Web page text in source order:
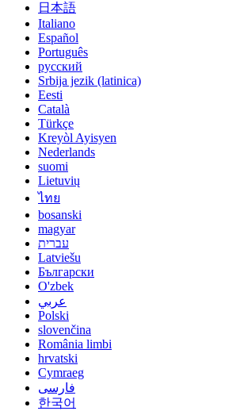
日本語
Italiano
Español
Português
русский
Srbija jezik (latinica)
Eesti
Català
Türkçe
Kreyòl Ayisyen
Nederlands
suomi
Lietuvių
ไทย
bosanski
magyar
עברית
Latviešu
Български
O'zbek
عربي
Polski
slovenčina
România limbi
hrvatski
Cymraeg
فارسی
한국어